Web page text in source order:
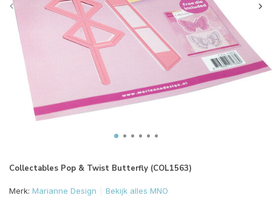
Collectables Pop & Twist Butterfly (COL1563)
Merk: Marianne Design Bekijk alles MNO